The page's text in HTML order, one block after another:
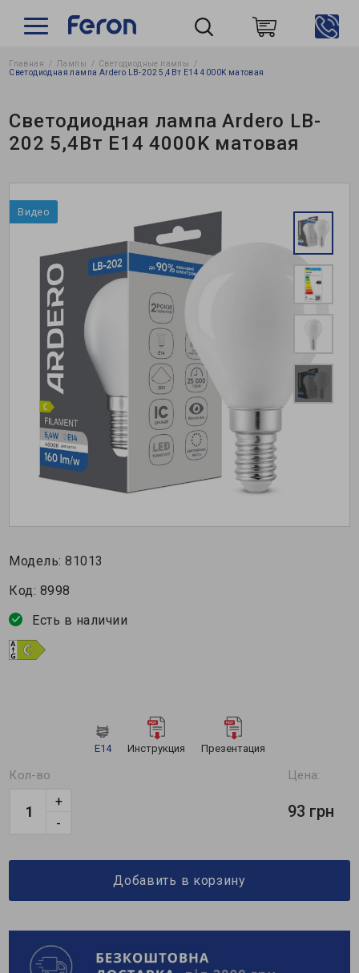
Главная Лампы
Светодиодные лампы
Светодиодная лампа Ardero LB-202 5,4Вт E14 4000K матовая
Светодиодная лампа Ardero LB-
202 5,4Вт E14 4000K матовая
Видео
Модель:81013
Код: 8998
Есть в наличии
E14 Инструкция Презентация
Кол-во
-
+
Цена:
93 грн
Добавить в корзину